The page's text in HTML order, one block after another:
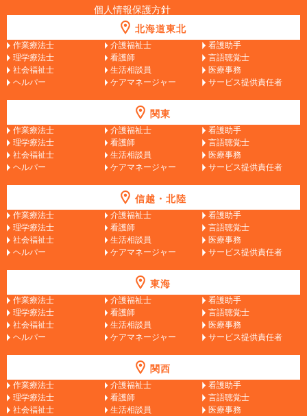
個人情報保護方針
北海道東北
作業療法士 介護福祉士
看護助手
理学療法士
看護師
言語聴覚士
社会福祉士
生活相談員
医療事務
ヘルパー
ケアマネージャー サービス提供責任者
関東
作業療法士 介護福祉士
看護助手
理学療法士
看護師
言語聴覚士
社会福祉士
生活相談員
医療事務
ヘルパー
ケアマネージャー サービス提供責任者
信越・北陸
作業療法士 介護福祉士
看護助手
理学療法士
看護師
言語聴覚士
社会福祉士
生活相談員
医療事務
ヘルパー
ケアマネージャー サービス提供責任者
東海
作業療法士 介護福祉士
看護助手
理学療法士
看護師
言語聴覚士
社会福祉士
生活相談員
医療事務
ヘルパー
ケアマネージャー サービス提供責任者
関西
作業療法士 介護福祉士
看護助手
理学療法士
看護師
言語聴覚士
社会福祉士
生活相談員
医療事務